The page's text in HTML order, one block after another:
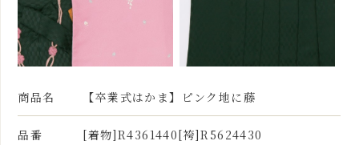
商品名 【卒業式はかま】ピンク地に藤
品番 [着物]R4361440[袴]R5624430